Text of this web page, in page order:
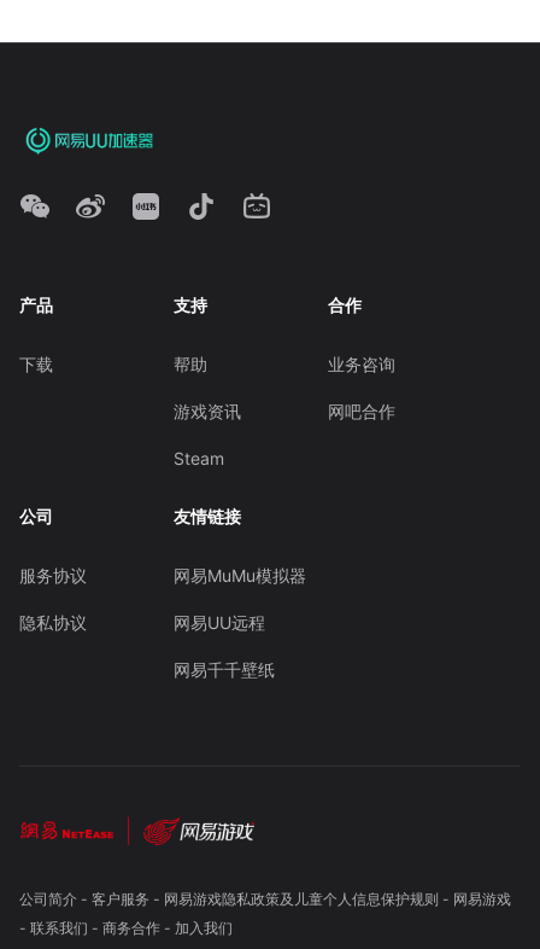
产品
下载
支持
帮助
游戏资讯
Steam
合作
业务咨询
网吧合作
公司
服务协议
隐私协议
友情链接
网易MuMu模拟器
网易UU远程
网易千千壁纸
公司简介- 客户服务 - 网易游戏隐私政策及儿童个人信息保护规则 - 网易游戏
- 联系我们 - 商务合作- 加入我们